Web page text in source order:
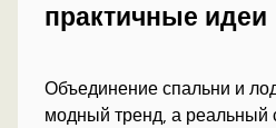
практичные идеи
Объединение спальни и
модный тренд, а реальный